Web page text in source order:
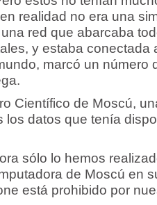
realidad no era una
red que abarcaba
y estaba conectada
marcó un número
Científico de Moscú,
los datos que tenía
sólo lo hemos
de Moscú en
está prohibido por